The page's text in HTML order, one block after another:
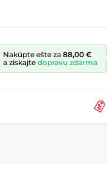
Nakúpte ešte za 88,00 €
a získajte dopravu zdarma